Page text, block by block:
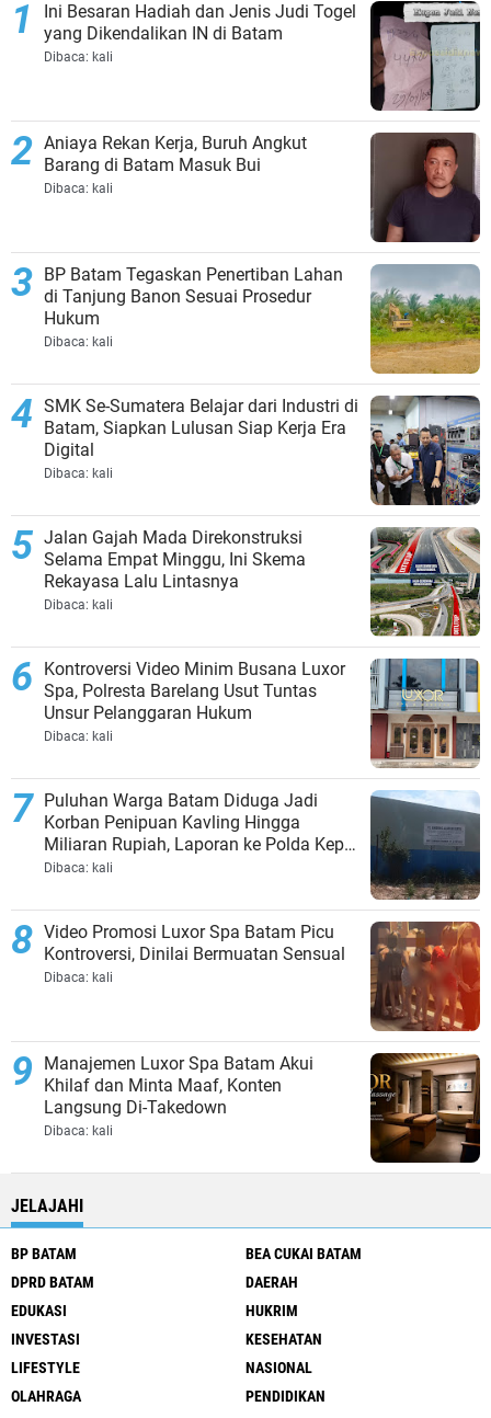
Ini Besaran Hadiah dan Jenis Judi Togel
yang Dikendalikan IN di Batam
Dibaca: kali
Aniaya Rekan Kerja, Buruh Angkut
Barang di Batam Masuk Bui
Dibaca: kali
BP Batam Tegaskan Penertiban Lahan
di Tanjung Banon Sesuai Prosedur
Hukum
Dibaca: kali
SMK Se-Sumatera Belajar dari Industri di
Batam, Siapkan Lulusan Siap Kerja Era
Digital
Dibaca: kali
Jalan Gajah Mada Direkonstruksi
Selama Empat Minggu, Ini Skema
Rekayasa Lalu Lintasnya
Dibaca: kali
Kontroversi Video Minim Busana Luxor
Spa, Polresta Barelang Usut Tuntas
Unsur Pelanggaran Hukum
Dibaca: kali
Puluhan Warga Batam Diduga Jadi
Korban Penipuan Kavling Hingga
Miliaran Rupiah, Laporan ke Polda Kepri
Jalan di Tempat?
Dibaca: kali
Video Promosi Luxor Spa Batam Picu
Kontroversi, Dinilai Bermuatan Sensual
Dibaca: kali
Manajemen Luxor Spa Batam Akui
Khilaf dan Minta Maaf, Konten
Langsung Di-Takedown
Dibaca: kali
JELAJAHI
BP BATAM
BEA CUKAI BATAM
DPRD BATAM
DAERAH
EDUKASI
HUKRIM
INVESTASI
KESEHATAN
LIFESTYLE
NASIONAL
OLAHRAGA
PENDIDIKAN